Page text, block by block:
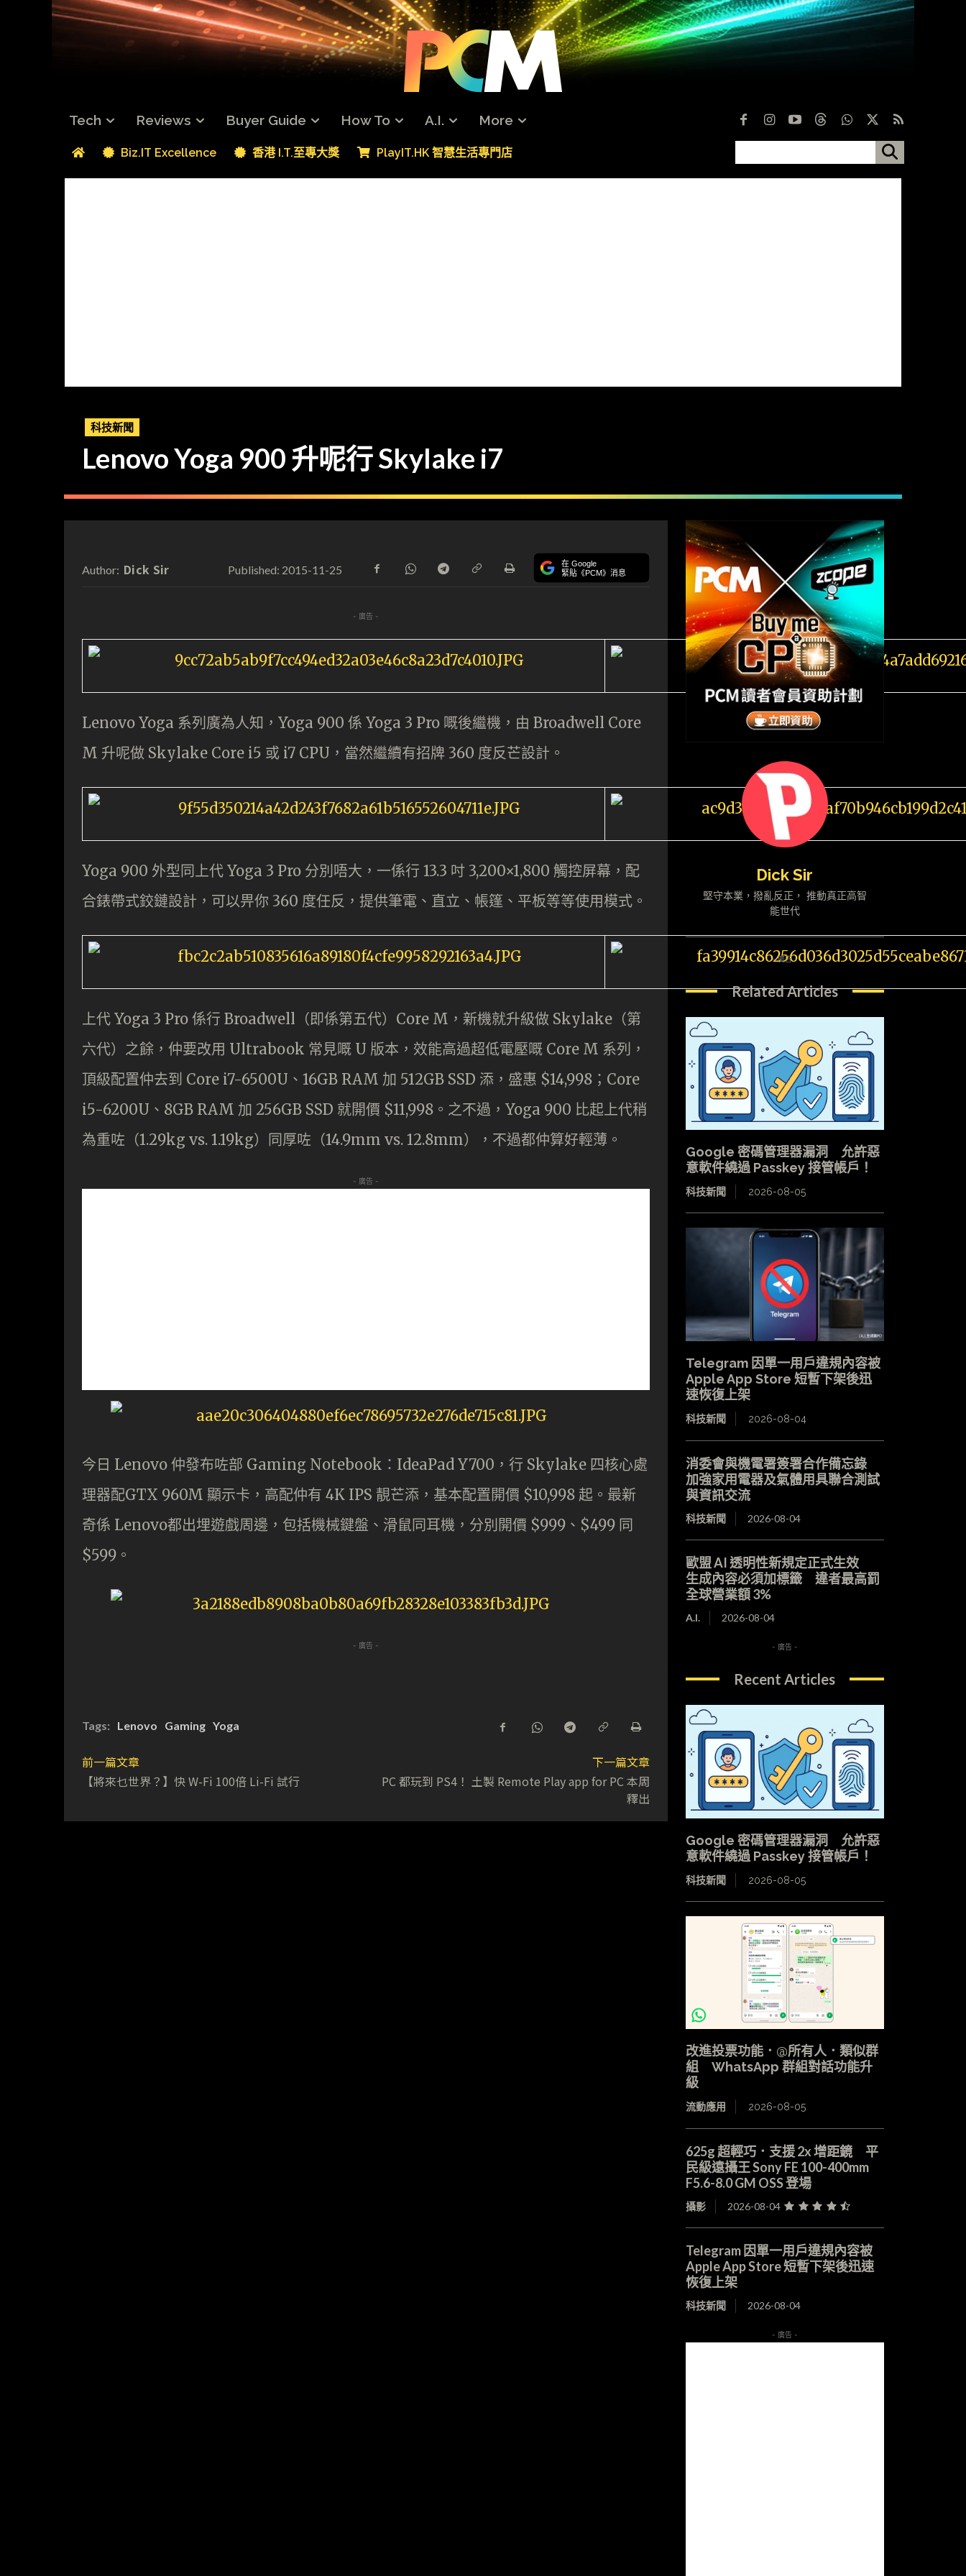
Tech Reviews Buyer Guide How To A.I. More
Biz.IT Excellence 香港 I.T.至專大獎 PlayIT.HK 智慧生活專門店
科技新聞
Lenovo Yoga 900 升呢行 Skylake i7
Author: Dick Sir Published: 2015-11-25 在 Google
緊貼《PCM》消息
- 廣告 -
Lenovo Yoga 系列廣為人知，Yoga 900 係 Yoga 3 Pro 嘅後繼機，由 Broadwell Core
M 升呢做 Skylake Core i5 或 i7 CPU，當然繼續有招牌 360 度反芒設計。
Yoga 900 外型同上代 Yoga 3 Pro 分別唔大，一係行 13.3 吋 3,200×1,800 觸控屏幕，配
合錶帶式鉸鏈設計，可以畀你 360 度任反，提供筆電、直立、帳篷、平板等等使用模式。
上代 Yoga 3 Pro 係行 Broadwell（即係第五代）Core M，新機就升級做 Skylake（第
六代）之餘，仲要改用 Ultrabook 常見嘅 U 版本，效能高過超低電壓嘅 Core M 系列，
頂級配置仲去到 Core i7-6500U、16GB RAM 加 512GB SSD 添，盛惠 $14,998；Core
i5-6200U、8GB RAM 加 256GB SSD 就開價 $11,998。之不過，Yoga 900 比起上代稍
為重咗（1.29kg vs. 1.19kg）同厚咗（14.9mm vs. 12.8mm），不過都仲算好輕薄。
- 廣告 -
今日 Lenovo 仲發布咗部 Gaming Notebook：IdeaPad Y700，行 Skylake 四核心處
理器配GTX 960M 顯示卡，高配仲有 4K IPS 靚芒添，基本配置開價 $10,998 起。最新
奇係 Lenovo都出埋遊戲周邊，包括機械鍵盤、滑鼠同耳機，分別開價 $999、$499 同
$599。
- 廣告 -
Tags: Lenovo Gaming Yoga
前一篇文章
【將來乜世界？】快 W-Fi 100倍 Li-Fi 試行
下一篇文章
PC 都玩到 PS4！ 土製 Remote Play app for PC 本周
釋出
Dick Sir
堅守本業，撥亂反正， 推動真正高智
能世代
- 廣告 -
Related Articles
Google 密碼管理器漏洞 允許惡
意軟件繞過 Passkey 接管帳戶！
科技新聞 2026-08-05
Telegram 因單一用戶違規內容被
Apple App Store 短暫下架後迅
速恢復上架
科技新聞 2026-08-04
消委會與機電署簽署合作備忘錄
加強家用電器及氣體用具聯合測試
與資訊交流
科技新聞 2026-08-04
歐盟 AI 透明性新規定正式生效
生成內容必須加標籤 違者最高罰
全球營業額 3%
A.I. 2026-08-04
- 廣告 -
Recent Articles
Google 密碼管理器漏洞 允許惡
意軟件繞過 Passkey 接管帳戶！
科技新聞 2026-08-05
改進投票功能．@所有人．類似群
組 WhatsApp 群組對話功能升
級
流動應用 2026-08-05
625g 超輕巧．支援 2x 增距鏡 平
民級遠攝王 Sony FE 100-400mm
F5.6-8.0 GM OSS 登場
攝影 2026-08-04
Telegram 因單一用戶違規內容被
Apple App Store 短暫下架後迅速
恢復上架
科技新聞 2026-08-04
- 廣告 -